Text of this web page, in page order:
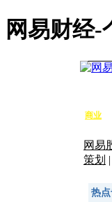
网易财经-
商业
网易
策划 |
热